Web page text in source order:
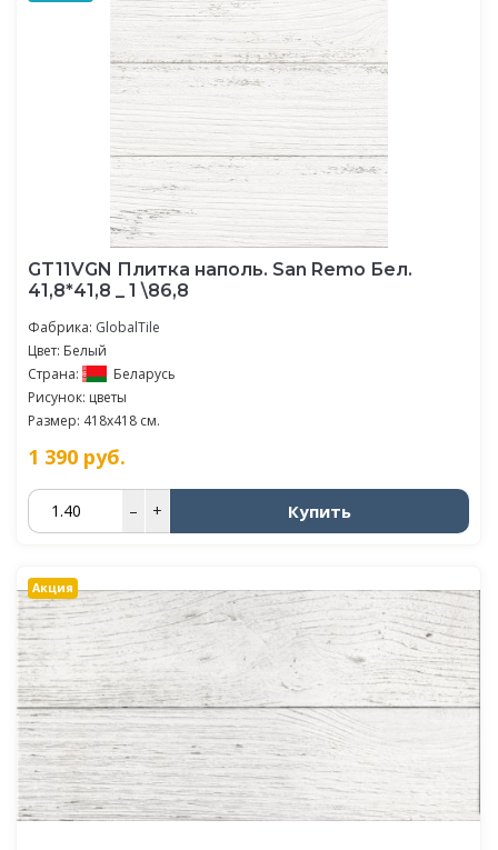
GT11VGN Плитка наполь. San Remo Бел.
41,8*41,8 _ 1 \86,8
Фабрика: GlobalTile
Цвет: Белый
Страна:
Беларусь
Рисунок: цветы
Размер: 418x418 см.
1 390 руб.
– + Купить
Акция